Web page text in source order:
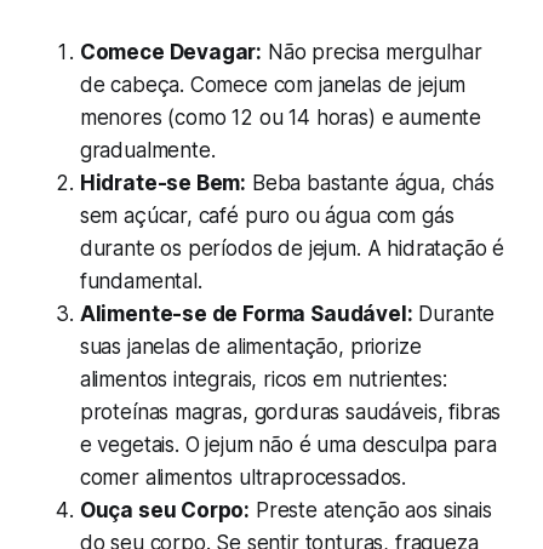
Comece Devagar: Não precisa mergulhar
de cabeça. Comece com janelas de jejum
menores (como 12 ou 14 horas) e aumente
gradualmente.
Hidrate-se Bem: Beba bastante água, chás
sem açúcar, café puro ou água com gás
durante os períodos de jejum. A hidratação é
fundamental.
Alimente-se de Forma Saudável: Durante
suas janelas de alimentação, priorize
alimentos integrais, ricos em nutrientes:
proteínas magras, gorduras saudáveis, fibras
e vegetais. O jejum não é uma desculpa para
comer alimentos ultraprocessados.
Ouça seu Corpo: Preste atenção aos sinais
do seu corpo. Se sentir tonturas, fraqueza